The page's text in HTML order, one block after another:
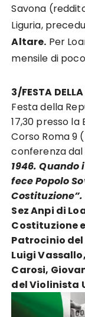
Savona
Liguria,
Altare. Per
mensile di
3/FESTA
Festa della
17,30 presso
Corso Roma 9
conferenza dal
1946.
fece Popolo
Costituzione”.
Sez Anpi di
Costituzione
Patrocinio del
Luigi
Carosi,
del Violinista